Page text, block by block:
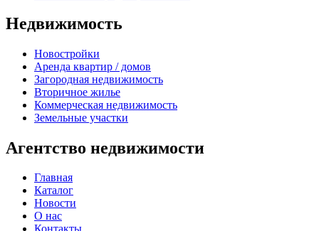
Недвижимость
Новостройки
Аренда квартир / домов
Загородная недвижимость
Вторичное жилье
Коммерческая недвижимость
Земельные участки
Агентство недвижимости
Главная
Каталог
Новости
О нас